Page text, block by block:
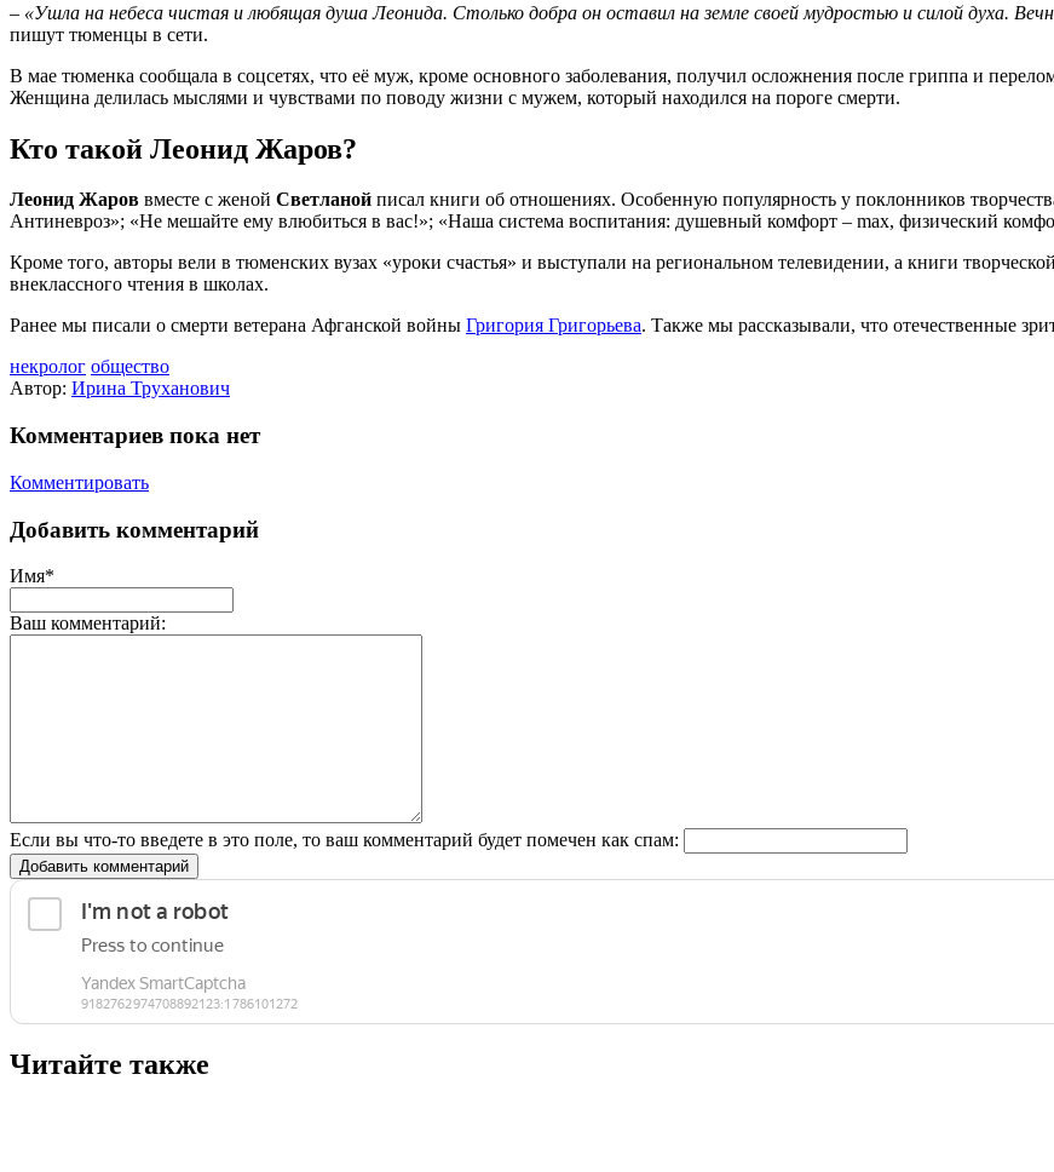
– «Ушла на небеса чистая и любящая душа Леонида. Столько добра он оставил на земле своей мудростью и силой духа.
пишут тюменцы в сети.
В мае тюменка сообщала в соцсетях, что её муж, кроме основного заболевания, получил осложнения после гриппа и
Женщина делилась мыслями и чувствами по поводу жизни с мужем, который находился на пороге смерти.
Кто такой Леонид Жаров?
Леонид Жаров вместе с женой Светланой писал книги об отношениях. Особенную популярность у поклонников
Антиневроз»; «Не мешайте ему влюбиться в вас!»; «Наша система воспитания: душевный комфорт – max, физический
Кроме того, авторы вели в тюменских вузах «уроки счастья» и выступали на региональном телевидении, а книги
внеклассного чтения в школах.
Ранее мы писали о смерти ветерана Афганской войны Григория Григорьева. Также мы рассказывали, что отечественные
некролог общество
Автор: Ирина Труханович
Комментариев пока нет
Комментировать
Добавить комментарий
Имя*
Ваш комментарий:
Если вы что-то введете в это поле, то ваш комментарий будет помечен как спам:
Добавить комментарий
Читайте также